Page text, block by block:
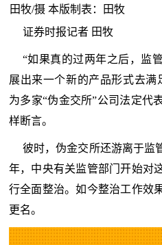
田牧/摄 本版制表：田牧
证券时报记者 田牧
“如果真的过两年之后，监
展出来一个新的产品形式去满
为多家“伪金交所”公司法定代
样断言。
彼时，伪金交所还游离于监
年，中央有关监管部门开始对
行全面整治。如今整治工作效
更名。